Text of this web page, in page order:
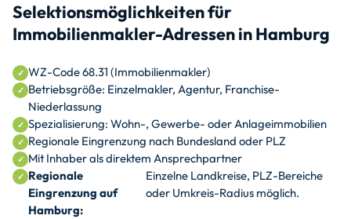
Selektionsmöglichkeiten für
Immobilienmakler-Adressen in Hamburg
WZ-Code 68.31 (Immobilienmakler)
Betriebsgröße: Einzelmakler, Agentur, Franchise-
Niederlassung
Spezialisierung: Wohn-, Gewerbe- oder Anlageimmobilien
Regionale Eingrenzung nach Bundesland oder PLZ
Mit Inhaber als direktem Ansprechpartner
Regionale
Eingrenzung auf
Hamburg:
Einzelne Landkreise, PLZ-Bereiche
oder Umkreis-Radius möglich.